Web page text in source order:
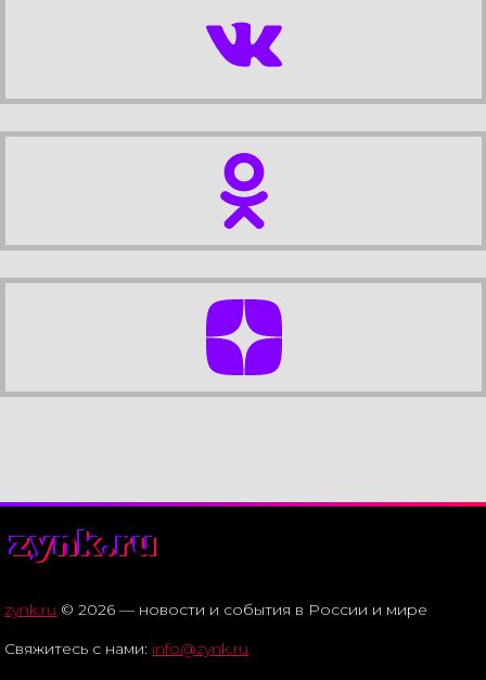
zynk.ru
zynk.ru © 2026 — новости и события в России и мире
Свяжитесь с нами: info@zynk.ru